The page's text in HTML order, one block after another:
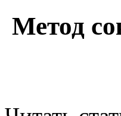
Метод